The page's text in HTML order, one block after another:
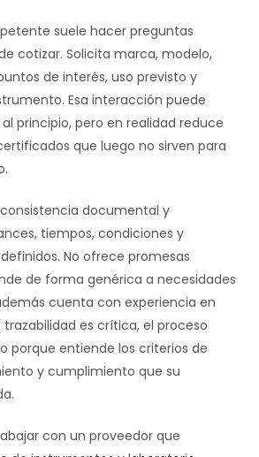
suele hacer preguntas
cotizar. Solicita marca, modelo,
de interés, uso previsto y
Esa interacción puede
principio, pero en realidad reduce
que luego no sirven para
documental y
tiempos, condiciones y
No ofrece promesas
de forma genérica a necesidades
cuenta con experiencia en
es crítica, el proceso
porque entiende los criterios de
y cumplimiento que su
con un proveedor que